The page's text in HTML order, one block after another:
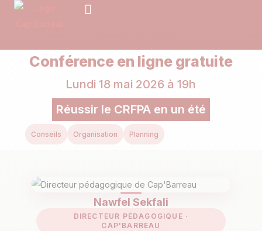
Conférence en ligne gratuite
Lundi 18 mai 2026 à 19h
Réussir le CRFPA en un été
Conseils Organisation Planning
Nawfel Sekfali
DIRECTEUR PÉDAGOGIQUE ·
CAP'BARREAU